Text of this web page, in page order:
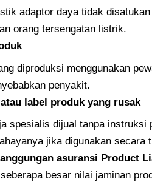
adaptor daya tidak
orang tersengatan listrik.
diproduksi menggunakan
penyakit.
label produk yang rusak
spesialis dijual tanpa instruksi
jika digunakan secara
asuransi Product
besar nilai jaminan